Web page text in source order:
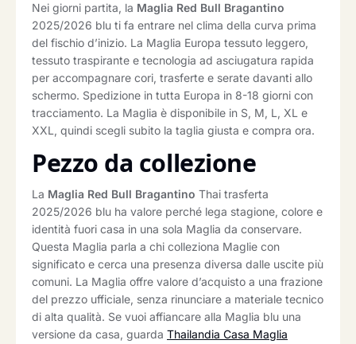
Nei giorni partita, la Maglia Red Bull Bragantino
2025/2026 blu ti fa entrare nel clima della curva prima
del fischio d’inizio. La Maglia Europa tessuto leggero,
tessuto traspirante e tecnologia ad asciugatura rapida
per accompagnare cori, trasferte e serate davanti allo
schermo. Spedizione in tutta Europa in 8-18 giorni con
tracciamento. La Maglia è disponibile in S, M, L, XL e
XXL, quindi scegli subito la taglia giusta e compra ora.
Pezzo da collezione
La Maglia Red Bull Bragantino Thai trasferta
2025/2026 blu ha valore perché lega stagione, colore e
identità fuori casa in una sola Maglia da conservare.
Questa Maglia parla a chi colleziona Maglie con
significato e cerca una presenza diversa dalle uscite più
comuni. La Maglia offre valore d’acquisto a una frazione
del prezzo ufficiale, senza rinunciare a materiale tecnico
di alta qualità. Se vuoi affiancare alla Maglia blu una
versione da casa, guarda Thailandia Casa Maglia